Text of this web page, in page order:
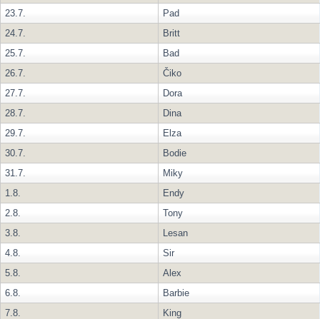
23.7.
Pad
24.7.
Britt
25.7.
Bad
26.7.
Čiko
27.7.
Dora
28.7.
Dina
29.7.
Elza
30.7.
Bodie
31.7.
Miky
1.8.
Endy
2.8.
Tony
3.8.
Lesan
4.8.
Sir
5.8.
Alex
6.8.
Barbie
7.8.
King